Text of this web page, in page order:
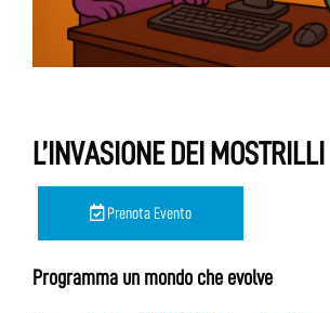
L’INVASIONE DEI MOSTRILLI
Prenota Evento
Programma un mondo che evolve